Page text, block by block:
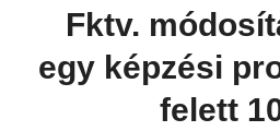
Fktv.
egy képzési
felett